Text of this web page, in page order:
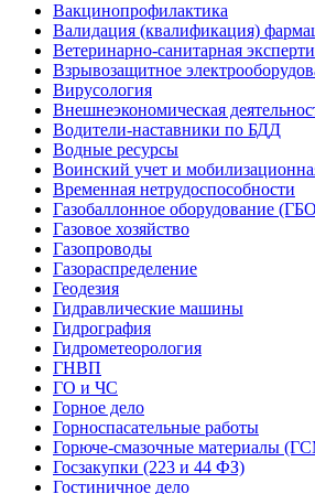
Вакцинопрофилактика
Валидация (квалификация)
Ветеринарно-санитарная
Взрывозащитное
Вирусология
Внешнеэкономическая
Водители-наставники по БДД
Водные ресурсы
Воинский учет и
Временная нетрудоспособности
Газобаллонное оборудование
Газовое хозяйство
Газопроводы
Газораспределение
Геодезия
Гидравлические машины
Гидрография
Гидрометеорология
ГНВП
ГО и ЧС
Горное дело
Горноспасательные работы
Горюче-смазочные материалы
Госзакупки (223 и 44 ФЗ)
Гостиничное дело